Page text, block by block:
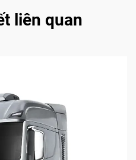
liên quan